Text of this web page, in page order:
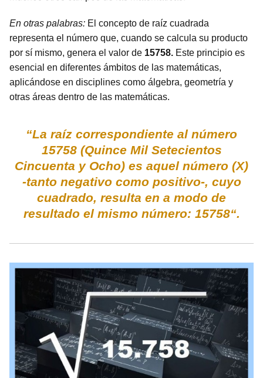
En otras palabras: El concepto de raíz cuadrada
representa el número que, cuando se calcula su producto
por sí mismo, genera el valor de 15758. Este principio es
esencial en diferentes ámbitos de las matemáticas,
aplicándose en disciplines como álgebra, geometría y
otras áreas dentro de las matemáticas.
“La raíz correspondiente al número
15758 (Quince Mil Setecientos
Cincuenta y Ocho) es aquel número (X)
-tanto negativo como positivo-, cuyo
cuadrado, resulta en a modo de
resultado el mismo número: 15758“.